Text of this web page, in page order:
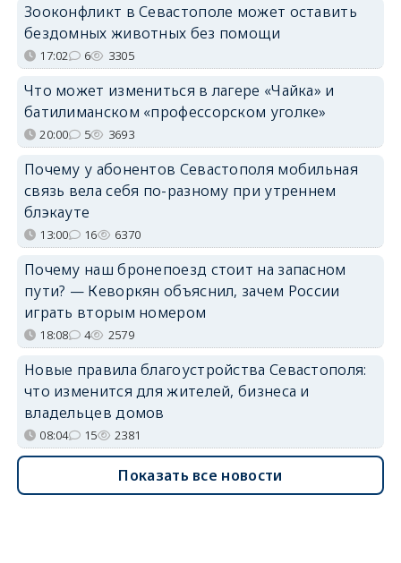
Зооконфликт в Севастополе может оставить
бездомных животных без помощи
17:02 6 3305
Что может измениться в лагере «Чайка» и
батилиманском «профессорском уголке»
20:00 5 3693
Почему у абонентов Севастополя мобильная
связь вела себя по-разному при утреннем
блэкауте
13:00 16 6370
Почему наш бронепоезд стоит на запасном
пути? — Кеворкян объяснил, зачем России
играть вторым номером
18:08 4 2579
Новые правила благоустройства Севастополя:
что изменится для жителей, бизнеса и
владельцев домов
08:04 15 2381
Показать все новости